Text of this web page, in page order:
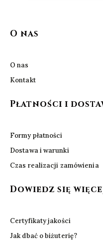
Linki w stopce
O nas
O nas
Kontakt
Płatności i
Formy płatności
Dostawa i warunki
Czas realizacji zamówienia
Dowiedz się
Certyfikaty jakości
Jak dbać o biżuterię?